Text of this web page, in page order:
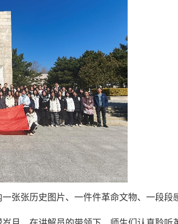
张张历史图片、一件件革命文物、一段段